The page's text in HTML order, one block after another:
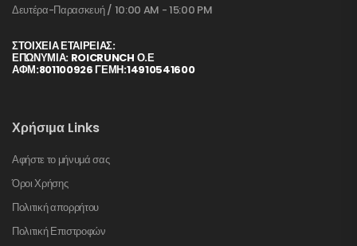
Δευτέρα-Παρασκευή / 10:00 AM - 15:00 PM
ΣΤΟΙΧΕΊΑ ΕΤΑΙΡΕΊΑΣ:
ΕΠΩΝΥΜΙΑ: ROICRUNCH Ο.Ε
ΑΦΜ:801100926 ΓΕΜΗ:14910541600
Χρήσιμα Links
Αφήστε το μήνυμά σας
Όροι Χρήσης
Πολιτική απορρήτου
Πολιτική Επιστροφών